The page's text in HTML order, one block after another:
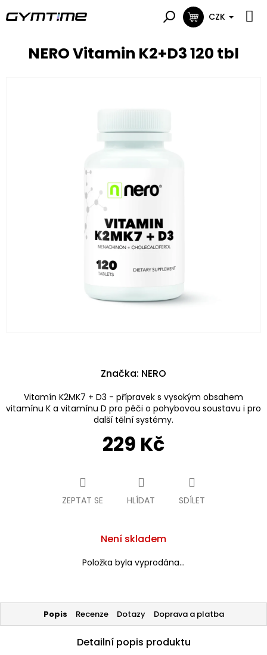
na
NÁKUPNÍ
CZK
NERO Vitamin K2+D3 120 tbl
229 Kč
Není skladem
Položka byla vyprodána…
Vitamín K2MK7 + D3 - přípravek s vysokým obsahem
vitamínu K a vitamínu D pro péči o pohybovou soustavu i pro
další tělní systémy.
ZEPTAT SE HLÍDAT SDÍLET
Značka: NERO
Popis Recenze Dotazy Doprava a platba
Detailní popis produktu